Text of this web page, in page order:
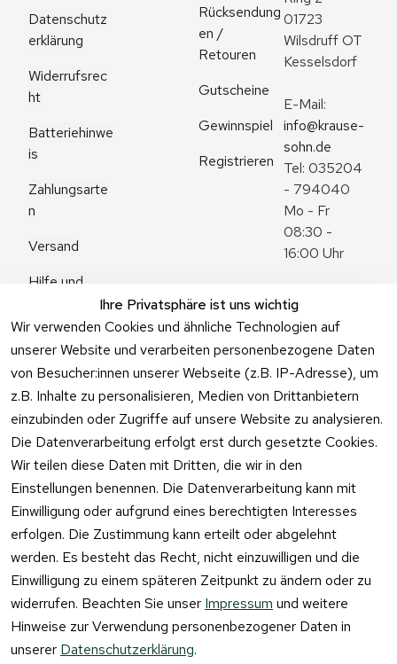
Ihre Privatsphäre ist uns wichtig
Wir verwenden Cookies und ähnliche Technologien auf
unserer Website und verarbeiten personenbezogene Daten
von Besucher:innen unserer Webseite (z.B. IP-Adresse), um
z.B. Inhalte zu personalisieren, Medien von Drittanbietern
einzubinden oder Zugriffe auf unsere Website zu analysieren.
Die Datenverarbeitung erfolgt erst durch gesetzte Cookies.
Wir teilen diese Daten mit Dritten, die wir in den
Einstellungen benennen. Die Datenverarbeitung kann mit
Einwilligung oder aufgrund eines berechtigten Interesses
erfolgen. Die Zustimmung kann erteilt oder abgelehnt
werden. Es besteht das Recht, nicht einzuwilligen und die
Einwilligung zu einem späteren Zeitpunkt zu ändern oder zu
widerrufen. Beachten Sie unser Impressum und weitere
Hinweise zur Verwendung personenbezogener Daten in
unserer Datenschutzerklärung.
Datenschutz
erklärung
Widerrufsrec
ht
Batteriehinwe
is
Zahlungsarte
n
Versand
Hilfe und
Fragen
Rücksendung
en /
Retouren
Gutscheine
Gewinnspiel
Registrieren
01723
Wilsdruff OT
Kesselsdorf
info@krause-
sohn.de
Tel: 035204
- 794040
Mo - Fr
08:30 -
16:00 Uhr
Zum
Kontaktformu
lar
Vertrag
widerrufen